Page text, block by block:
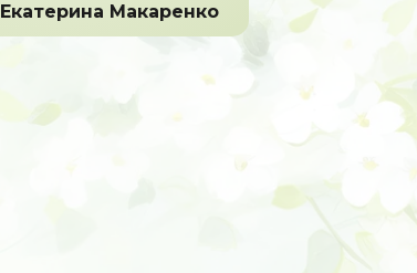
Екатерина Макаренко